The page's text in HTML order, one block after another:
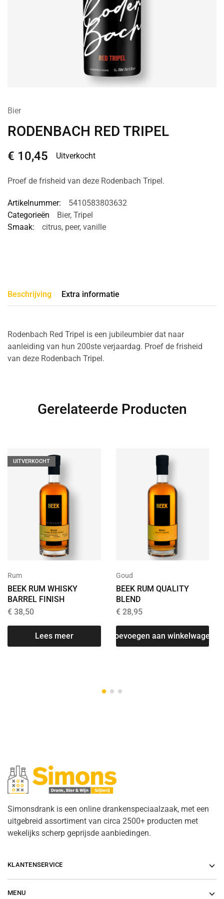
Bier
RODENBACH RED TRIPEL
€ 10,45 Uitverkocht
Proef de frisheid van deze Rodenbach Tripel.
Artikelnummer:
5410583803632
Categorieën
Bier, Tripel
Smaak:
citrus, peer, vanille
Beschrijving Extra informatie
Rodenbach Red Tripel is een jubileumbier dat naar
aanleiding van hun 200ste verjaardag. Proef de frisheid
van deze Rodenbach Tripel.
Gerelateerde Producten
UITVERKOCHT
Rum
BEEK RUM WHISKY
BARREL FINISH
€ 38,50
Lees meer
Goud
BEEK RUM QUALITY
BLEND
€28,95
Toevoegen aan winkelwagen
Simonsdrank is een online drankenspeciaalzaak, met een
uitgebreid assortiment van circa 2500+ producten met
wekelijks scherp geprijsde aanbiedingen.
KLANTENSERVICE
MENU